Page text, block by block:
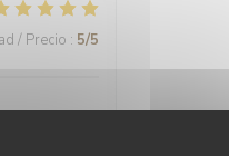
/ Precio : 5/5